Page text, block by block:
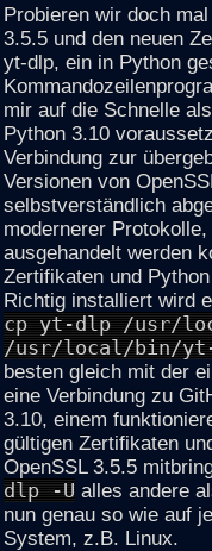
Probieren wir doch
3.5.5 und den neuen
yt-dlp, ein in Python
mir auf die Schnelle
Python 3.10
Verbindung zur
Versionen von
selbstverständlich
modernerer
ausgehandelt werden
Zertifikaten und
Richtig installiert wird
cp yt-dlp /usr/
/usr/local/bin/
besten gleich mit der
eine Verbindung zu
3.10, einem
gültigen Zertifikaten
OpenSSL 3.5.5
dlp -U alles andere
nun genau so wie auf
System, z.B. Linux.